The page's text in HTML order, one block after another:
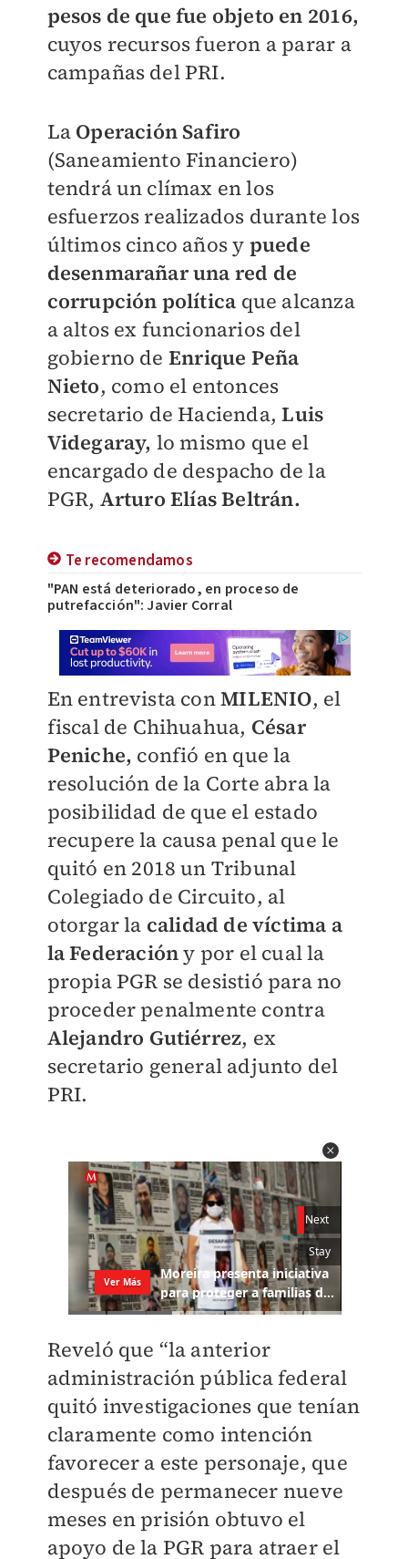
pesos de que fue objeto en 2016,
cuyos recursos fueron a parar a
campañas del PRI.
La Operación Safiro
(Saneamiento Financiero)
tendrá un clímax en los
esfuerzos realizados durante los
últimos cinco años y puede
desenmarañar una red de
corrupción política que alcanza
a altos ex funcionarios del
gobierno de Enrique Peña
Nieto, como el entonces
secretario de Hacienda,Luis
Videgaray, lo mismo que el
encargado de despacho de la
PGR, Arturo Elías Beltrán.
Te recomendamos
"PAN está deteriorado, en proceso de
putrefacción": Javier Corral
En entrevista conMILENIO, el
fiscal de Chihuahua, César
Peniche, confió en que la
resolución de la Corte abra la
posibilidad de que el estado
recupere la causa penal que le
quitó en 2018 un Tribunal
Colegiado de Circuito, al
otorgar la calidad de víctima a
la Federacióny por el cual la
propia PGR se desistió para no
proceder penalmente contra
Alejandro Gutiérrez, ex
secretario general adjunto del
PRI.
Reveló que “la anterior
administración pública federal
quitó investigaciones que tenían
claramente como intención
favorecer a este personaje, que
después de permanecer nueve
meses en prisión obtuvo el
apoyo de la PGR para atraer el